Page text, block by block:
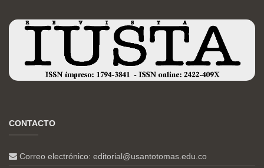
CONTACTO
Correo electrónico: editorial@usantotomas.edu.co